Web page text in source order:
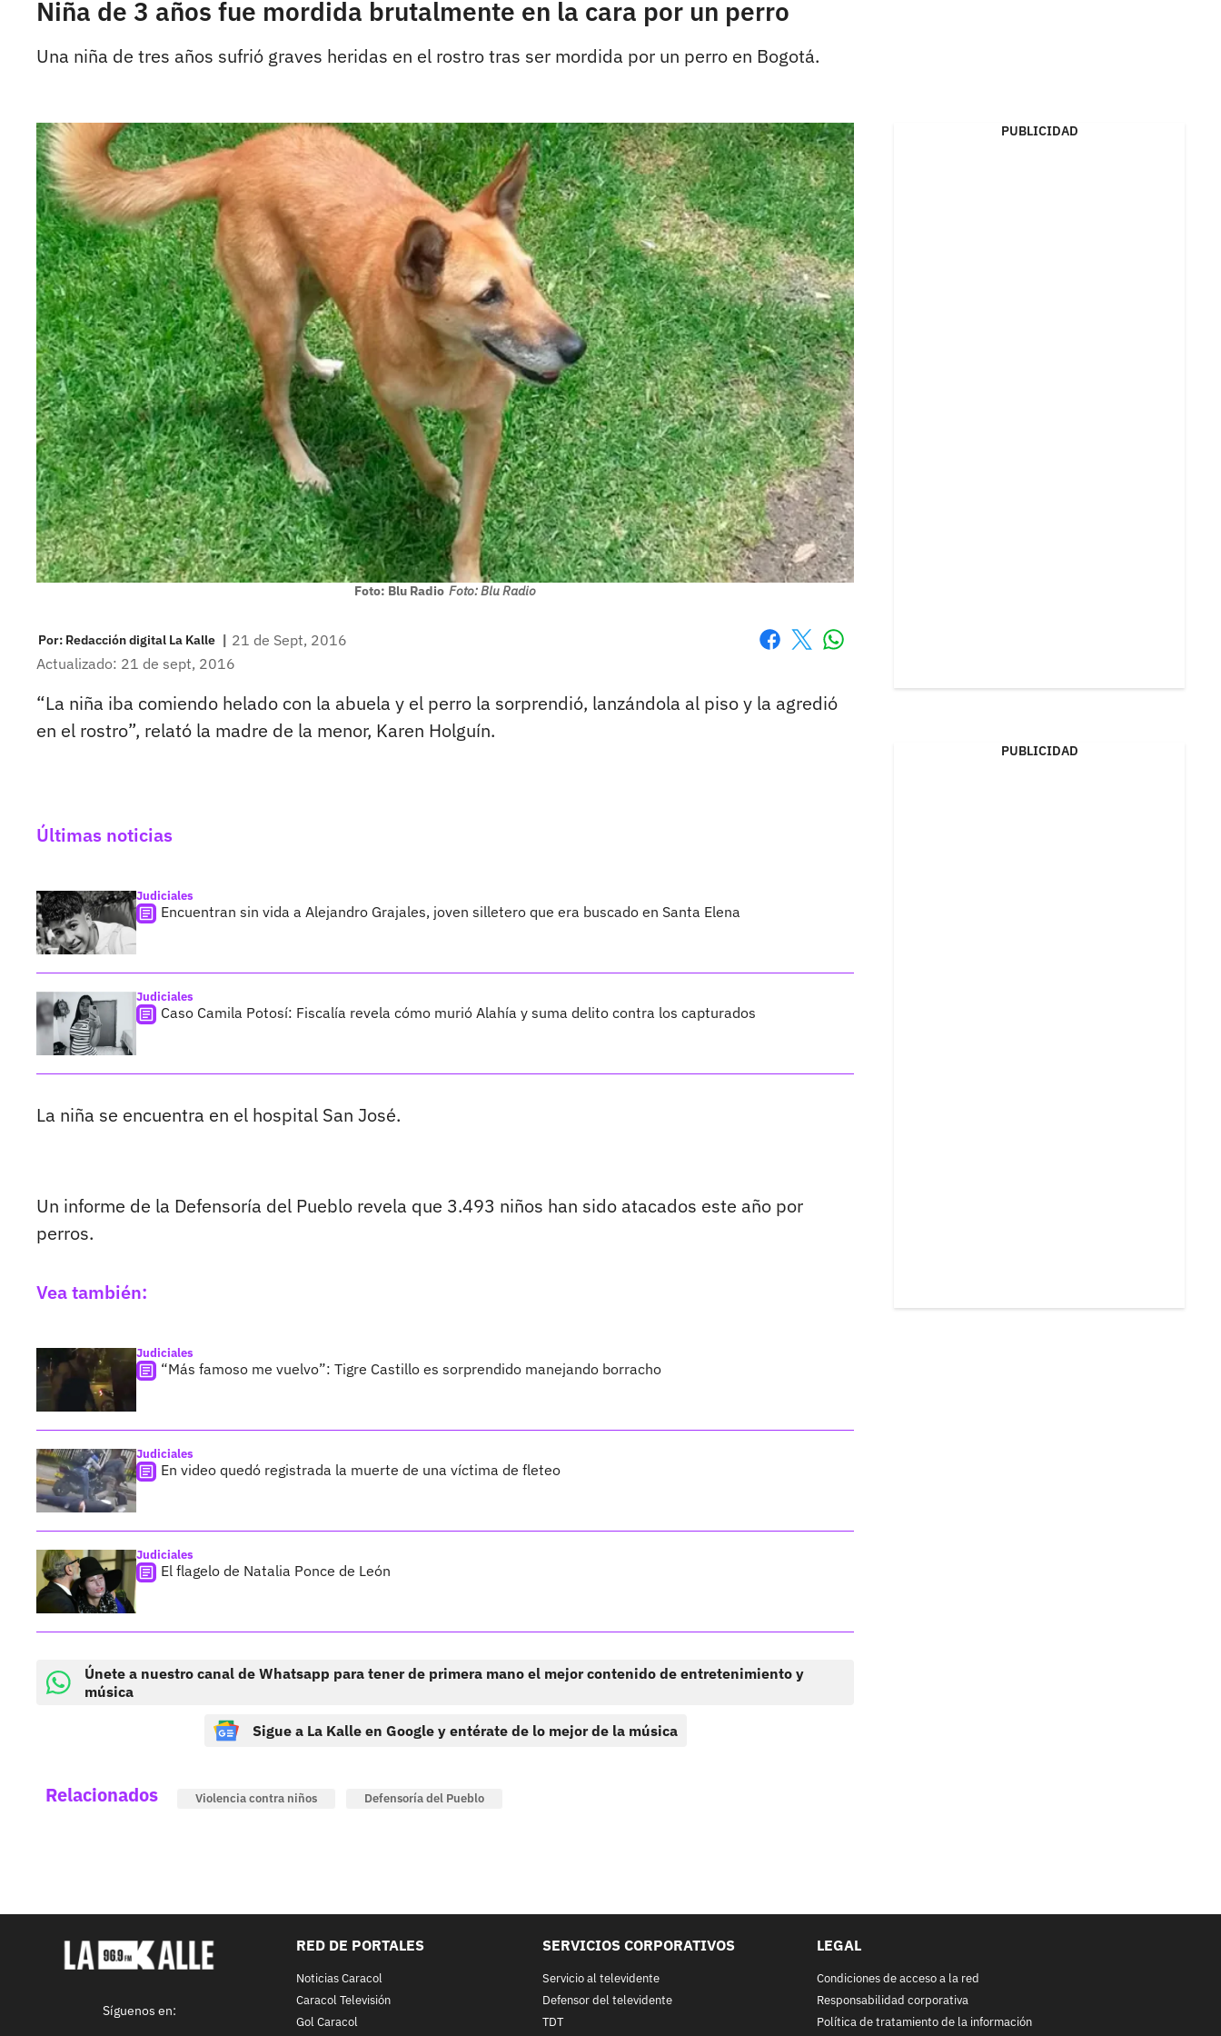
Niña de 3 años fue mordida brutalmente en la cara por un perro
Una niña de tres años sufrió graves heridas en el rostro tras ser mordida por un perro en Bogotá.
Foto: Blu Radio Foto: Blu Radio
Por: Redacción digital La Kalle | 21 de Sept, 2016
Actualizado: 21 de sept, 2016
“La niña iba comiendo helado con la abuela y el perro la sorprendió, lanzándola al piso y la agredió
en el rostro”, relató la madre de la menor, Karen Holguín.
Últimas noticias
Judiciales
Encuentran sin vida a Alejandro Grajales, joven silletero que era buscado en Santa Elena
Judiciales
Caso Camila Potosí: Fiscalía revela cómo murió Alahía y suma delito contra los capturados
La niña se encuentra en el hospital San José.
Un informe de la Defensoría del Pueblo revela que 3.493 niños han sido atacados este año por
perros.
Vea también:
Judiciales
“Más famoso me vuelvo”: Tigre Castillo es sorprendido manejando borracho
Judiciales
En video quedó registrada la muerte de una víctima de fleteo
Judiciales
El flagelo de Natalia Ponce de León
Únete a nuestro canal de Whatsapp para tener de primera mano el mejor contenido de entretenimiento y
música
Sigue a La Kalle en Google y entérate de lo mejor de la música
Relacionados Violencia contra niños Defensoría del Pueblo
PUBLICIDAD
PUBLICIDAD
Síguenos en:
RED DE PORTALES
Noticias Caracol
Caracol Televisión
Gol Caracol
SERVICIOS CORPORATIVOS
Servicio al televidente
Defensor del televidente
TDT
LEGAL
Condiciones de acceso a la red
Responsabilidad corporativa
Política de tratamiento de la información